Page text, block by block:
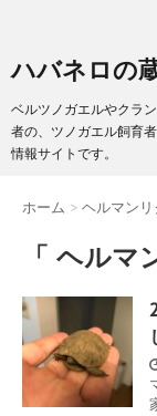
ハバネロの
ベルツノガエルやクラ
者の、ツノガエル飼育
情報サイトです。
ホーム > ヘルマンリ
「 ヘル